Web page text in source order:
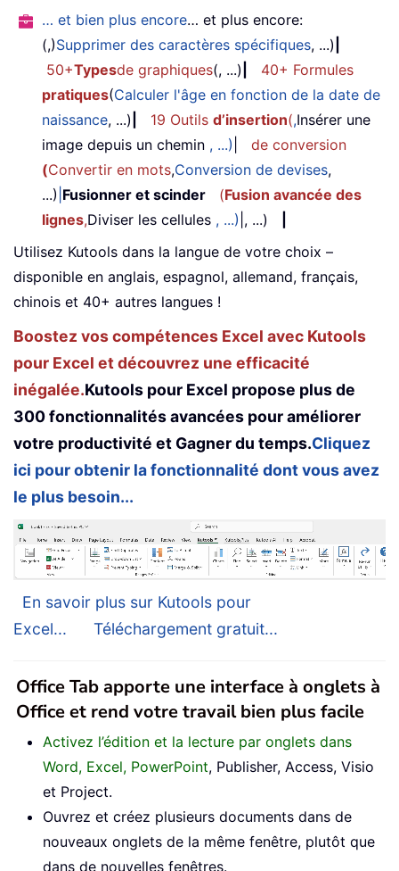
… et bien plus encore… et plus encore:
(,)Supprimer des caractères spécifiques, ...)
50+Typesde graphiques(, ...)
40+ Formules
pratiques(Calculer l'âge en fonction de la date de
naissance, ...) 19 Outils d’insertion(,Insérer une
image depuis un chemin , ...)
de conversion
(Convertir en mots,Conversion de devises,
...) Fusionner et scinder (Fusion avancée des
lignes,Diviser les cellules , ...) |, ...)
Utilisez Kutools dans la langue de votre choix –
disponible en anglais, espagnol, allemand, français,
chinois et 40+ autres langues !
Boostez vos compétences Excel avec Kutools
pour Excel et découvrez une efficacité
inégalée.Kutools pour Excel propose plus de
300 fonctionnalités avancées pour améliorer
votre productivité et Gagner du temps.Cliquez
ici pour obtenir la fonctionnalité dont vous avez
le plus besoin...
En savoir plus sur Kutools pour
Excel...
Téléchargement gratuit...
Office Tab apporte une interface à onglets à
Office et rend votre travail bien plus facile
Activez l’édition et la lecture par onglets dans
Word, Excel, PowerPoint, Publisher, Access, Visio
et Project.
Ouvrez et créez plusieurs documents dans de
nouveaux onglets de la même fenêtre, plutôt que
dans de nouvelles fenêtres.